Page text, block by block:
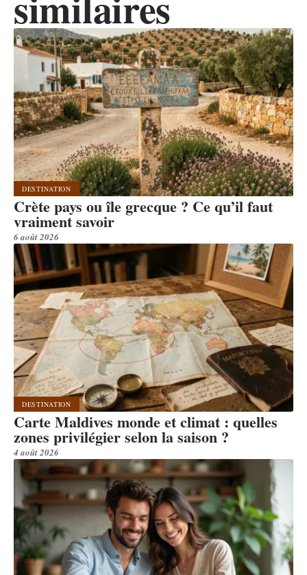
DESTINATION
Crète pays ou île grecque ? Ce qu’il faut
vraiment savoir
6 août 2026
DESTINATION
Carte Maldives monde et climat : quelles
zones privilégier selon la saison ?
4 août 2026